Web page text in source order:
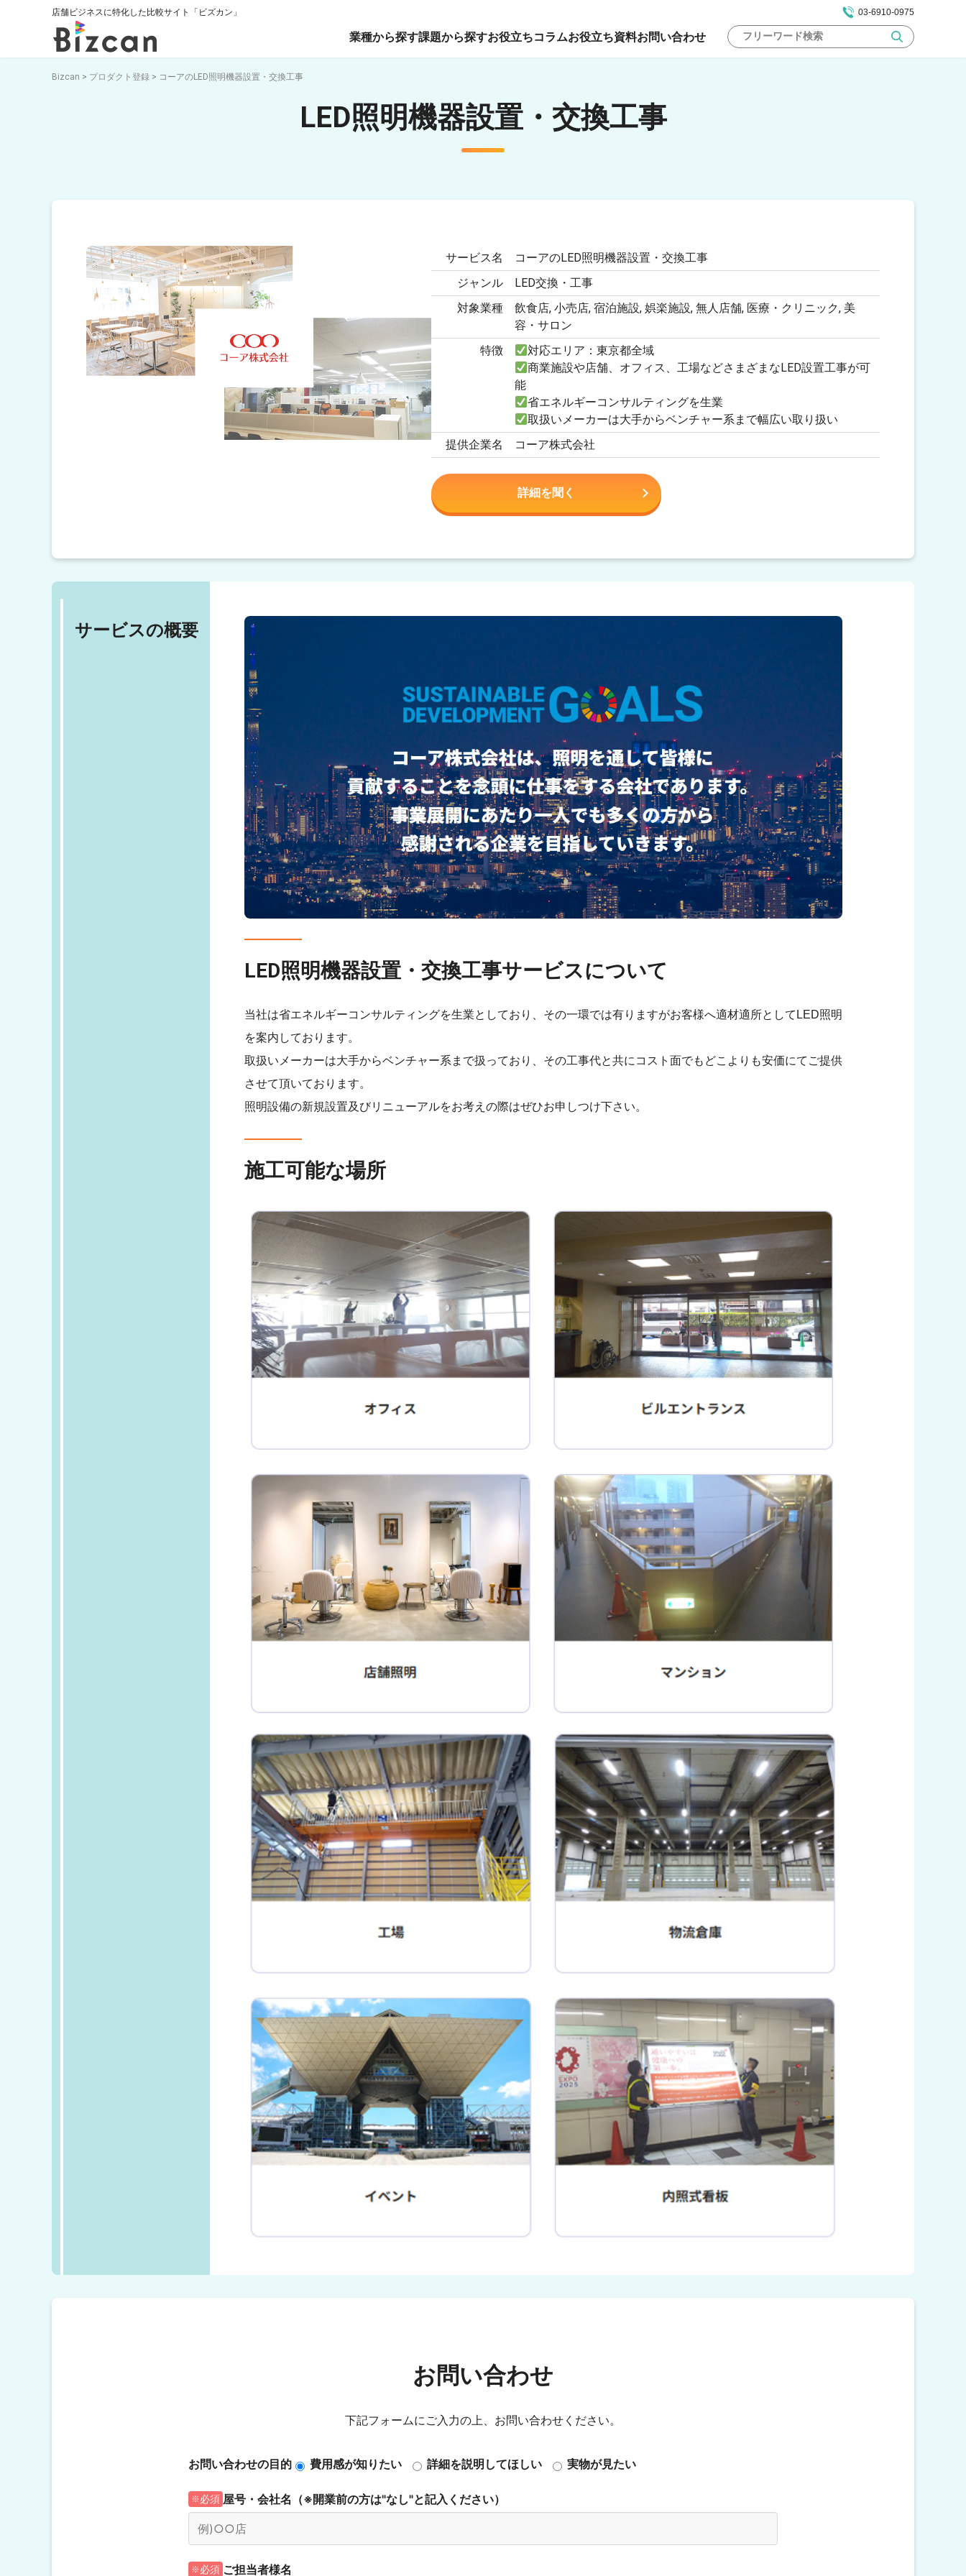
店舗ビジネスに特化した比較サイト「ビズカン」 03-6910-0975
業種から探す課題から探すお役立ちコラムお役立ち資料お問い合わせ
Bizcan > プロダクト登録 > コーアのLED照明機器設置・交換工事
LED照明機器設置・交換工事
サービス名
コーアのLED照明機器設置・交換工事
ジャンル
LED交換・工事
対象業種
飲食店, 小売店, 宿泊施設, 娯楽施設, 無人店舗, 医療・クリニック, 美
容・サロン
特徴
対応エリア：東京都全域
商業施設や店舗、オフィス、工場などさまざまなLED設置工事が可
能
省エネルギーコンサルティングを生業
取扱いメーカーは大手からベンチャー系まで幅広い取り扱い
提供企業名
コーア株式会社
詳細を聞く
サービスの概要
LED照明機器設置・交換工事サービスについて
当社は省エネルギーコンサルティングを生業としており、その一環では有りますがお客様へ適材適所としてLED照明
を案内しております。
取扱いメーカーは大手からベンチャー系まで扱っており、その工事代と共にコスト面でもどこよりも安価にてご提供
させて頂いております。
照明設備の新規設置及びリニューアルをお考えの際はぜひお申しつけ下さい。
施工可能な場所
お問い合わせ
下記フォームにご入力の上、お問い合わせください。
お問い合わせの目的 費用感が知りたい 詳細を説明してほしい 実物が見たい
必須 屋号・会社名（※開業前の方は"なし"と記入ください）
必須 ご担当者様名